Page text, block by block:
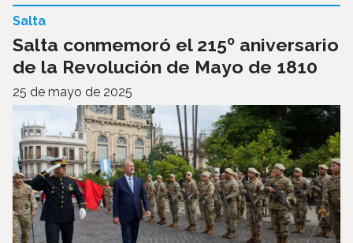
Salta conmemoró el 215º aniversario
de la Revolución de Mayo de 1810
Salta
25 de mayo de 2025